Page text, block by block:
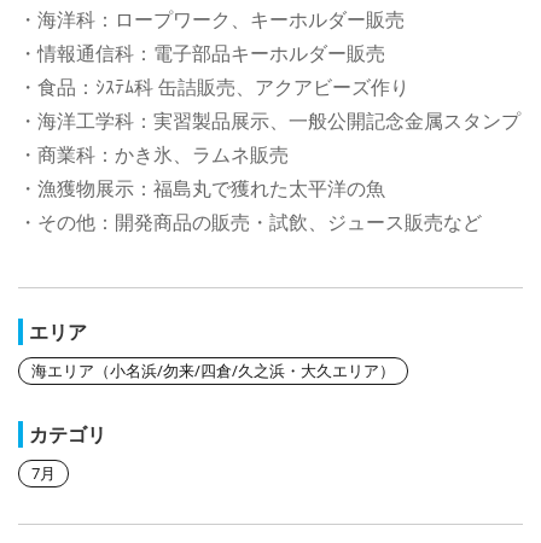
・海洋科：ロープワーク、キーホルダー販売
・情報通信科：電子部品キーホルダー販売
・食品：ｼｽﾃﾑ科 缶詰販売、アクアビーズ作り
・海洋工学科：実習製品展示、一般公開記念金属スタンプ
・商業科：かき氷、ラムネ販売
・漁獲物展示：福島丸で獲れた太平洋の魚
・その他：開発商品の販売・試飲、ジュース販売など
エリア
海エリア（小名浜/勿来/四倉/久之浜・大久エリア）
カテゴリ
7月